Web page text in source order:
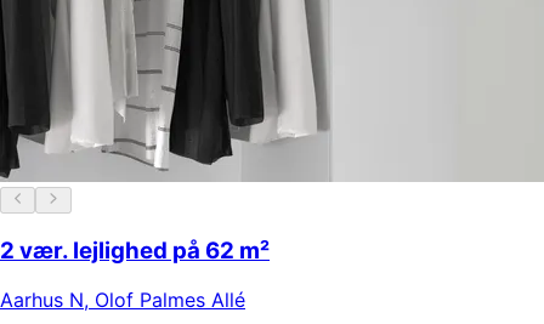
2 vær. lejlighed på 62 m²
Aarhus N, Olof Palmes Allé